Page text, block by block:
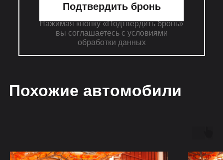
Нажимая кнопку «Подтвердить бронь»
вы соглашаетесь с условиями
обработки данных
Подтвердить бронь
Похожие автомобили